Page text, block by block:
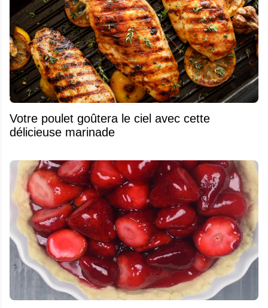
Votre poulet goûtera le ciel avec cette
délicieuse marinade